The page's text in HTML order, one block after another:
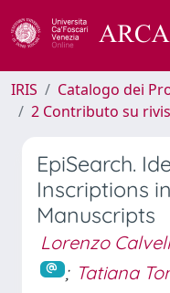
IRIS
Catalogo dei
2 Contributo su
EpiSearch.
Inscriptions
Manuscripts
Lorenzo
; Tatiana